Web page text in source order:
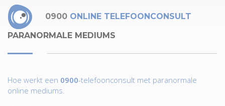
0900 ONLINE TELEFOONCONSULT
PARANORMALE MEDIUMS
Hoe werkt een 0900-telefoonconsult met paranormale
online mediums.